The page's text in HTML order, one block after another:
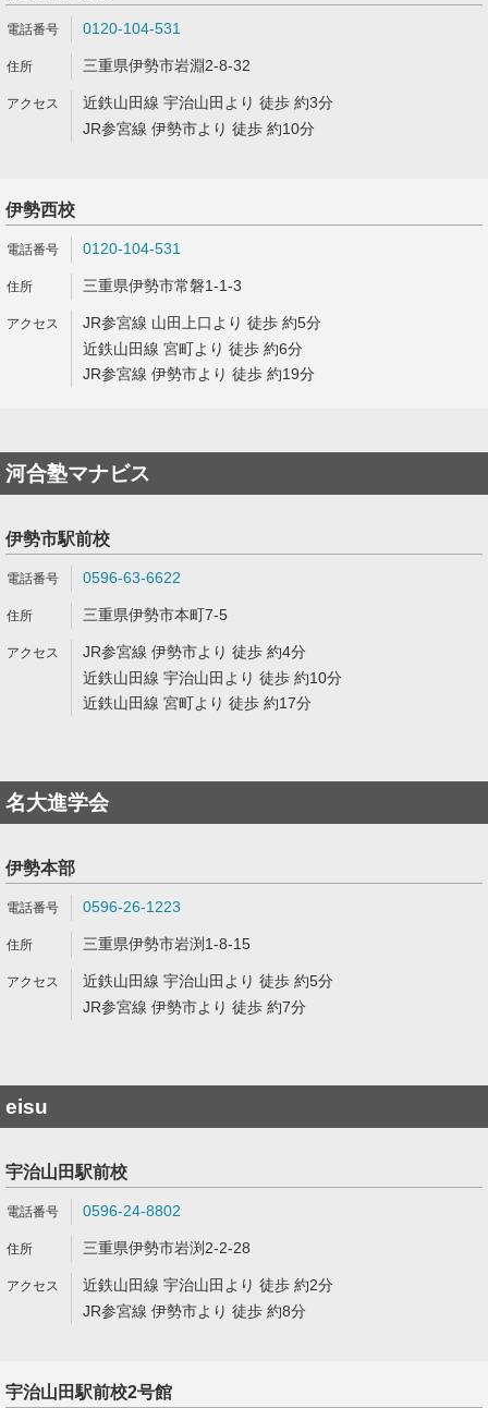
0120-104-531
三重県伊勢市岩淵2-8-32
近鉄山田線 宇治山田より 徒歩 約3分
JR参宮線 伊勢市より 徒歩 約10分
伊勢西校
0120-104-531
三重県伊勢市常磐1-1-3
JR参宮線 山田上口より 徒歩 約5分
近鉄山田線 宮町より 徒歩 約6分
JR参宮線 伊勢市より 徒歩 約19分
河合塾マナビス
伊勢市駅前校
0596-63-6622
三重県伊勢市本町7-5
JR参宮線 伊勢市より 徒歩 約4分
近鉄山田線 宇治山田より 徒歩 約10分
近鉄山田線 宮町より 徒歩 約17分
名大進学会
伊勢本部
0596-26-1223
三重県伊勢市岩渕1-8-15
近鉄山田線 宇治山田より 徒歩 約5分
JR参宮線 伊勢市より 徒歩 約7分
eisu
宇治山田駅前校
0596-24-8802
三重県伊勢市岩渕2-2-28
近鉄山田線 宇治山田より 徒歩 約2分
JR参宮線 伊勢市より 徒歩 約8分
宇治山田駅前校2号館